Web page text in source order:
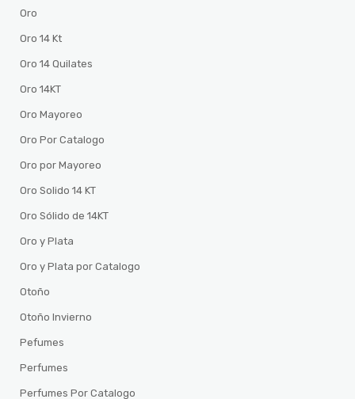
Oro
Oro 14 Kt
Oro 14 Quilates
Oro 14KT
Oro Mayoreo
Oro Por Catalogo
Oro por Mayoreo
Oro Solido 14 KT
Oro Sólido de 14KT
Oro y Plata
Oro y Plata por Catalogo
Otoño
Otoño Invierno
Pefumes
Perfumes
Perfumes Por Catalogo